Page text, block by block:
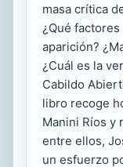
masa crítica
¿Qué
aparición?
¿Cuál es la
Cabildo
libro recoge
Manini Ríos y
entre ellos,
un esfuerzo